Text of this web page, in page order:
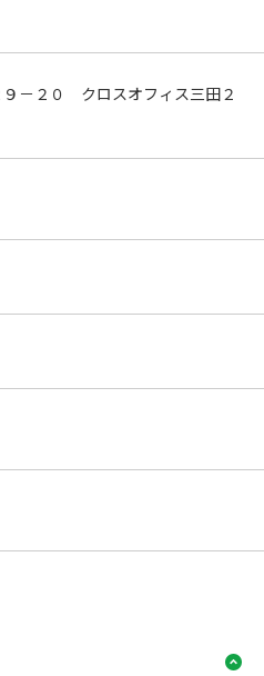
－２０ クロスオフィス三田２